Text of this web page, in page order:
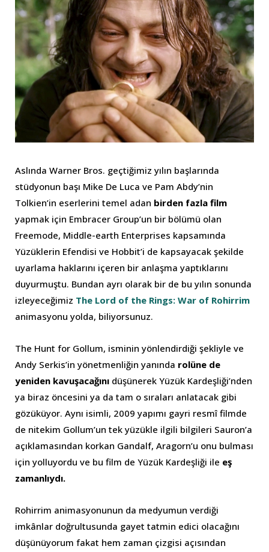
Aslında Warner Bros. geçtiğimiz yılın başlarında
stüdyonun başı Mike De Luca ve Pam Abdy’nin
Tolkien’in eserlerini temel adan birden fazla film
yapmak için Embracer Group’un bir bölümü olan
Freemode, Middle-earth Enterprises kapsamında
Yüzüklerin Efendisi ve Hobbit’i de kapsayacak şekilde
uyarlama haklarını içeren bir anlaşma yaptıklarını
duyurmuştu. Bundan ayrı olarak bir de bu yılın sonunda
izleyeceğimiz The Lord of the Rings: War of Rohirrim
animasyonu yolda, biliyorsunuz.
The Hunt for Gollum, isminin yönlendirdiği şekliyle ve
Andy Serkis’in yönetmenliğin yanında rolüne de
yeniden kavuşacağını düşünerek Yüzük Kardeşliği’nden
ya biraz öncesini ya da tam o sıraları anlatacak gibi
gözüküyor. Aynı isimli, 2009 yapımı gayri resmî filmde
de nitekim Gollum’un tek yüzükle ilgili bilgileri Sauron’a
açıklamasından korkan Gandalf, Aragorn’u onu bulması
için yolluyordu ve bu film de Yüzük Kardeşliği ile eş
zamanlıydı.
Rohirrim animasyonunun da medyumun verdiği
imkânlar doğrultusunda gayet tatmin edici olacağını
düşünüyorum fakat hem zaman çizgisi açısından